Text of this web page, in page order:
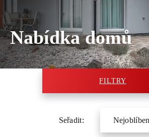
Nabídka domů
FILTRY